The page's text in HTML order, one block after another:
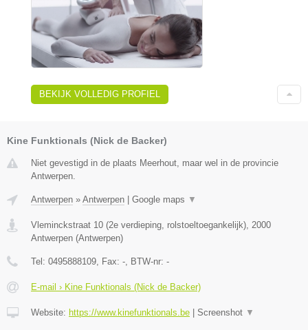
BEKIJK VOLLEDIG PROFIEL
Kine Funktionals (Nick de Backer)
Niet gevestigd in de plaats Meerhout, maar wel in de provincie
Antwerpen.
Antwerpen » Antwerpen Google maps ▼
Vleminckstraat 10 (2e verdieping, rolstoeltoegankelijk) 2000
Antwerpen (Antwerpen)
Tel: 0495888109 , Fax: - , BTW-nr: -
E-mail › Kine Funktionals (Nick de Backer)
Website: https://www.kinefunktionals.be Screenshot ▼